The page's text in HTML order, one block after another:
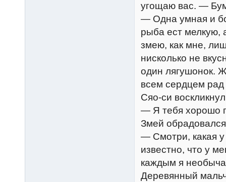
угощаю вас. —
— Одна умная и
рыба ест мелкую,
змею, как мне,
нисколько не
один лягушонок.
всем сердцем рад
Сяо-си
— Я тебя хорошо
Змей
— Смотри, какая у
известно, что у
каждым я
Деревянный